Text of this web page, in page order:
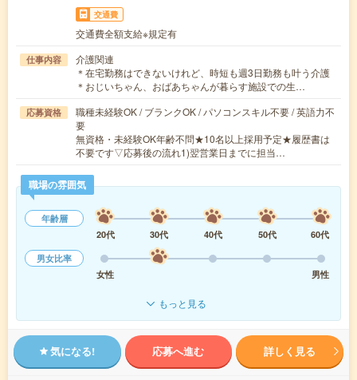
交通費
交通費全額支給※規定有
仕事内容
介護関連
＊在宅勤務はできないけれど、時短も週3日勤務も叶う介護
＊おじいちゃん、おばあちゃんが暮らす施設での生…
応募資格
職種未経験OK / ブランクOK / パソコンスキル不要 / 英語力不
要
無資格・未経験OK年齢不問★10名以上採用予定★履歴書は
不要です▽応募後の流れ1)翌営業日までに担当…
職場の雰囲気
年齢層
20代
30代 40代 50代
60代
男女比率
女性
男性
もっと見る
気になる! 応募へ進む 詳しく見る